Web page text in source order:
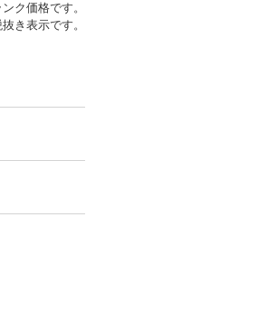
ク価格です。
き表示です。